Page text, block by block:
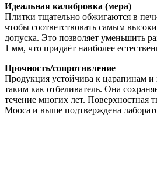
Идеальная калибровка (мера)
Плитки тщательно обжигаются в
чтобы соответствовать самым
допуска. Это позволяет уменьшить
1 мм, что придаёт наиболее
Прочность/сопротивление
Продукция устойчива к царапинам
таким как отбеливатель. Она
течение многих лет. Поверхностная
Мооса и выше подтверждена